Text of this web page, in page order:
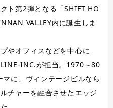
ト第2弾となる「SHIFT HO
VALLEY内に誕生しま
やオフィスなどを中心に
INC.が担当。1970～80
に、ヴィンテージビルなら
チャーを融合させたエッジ